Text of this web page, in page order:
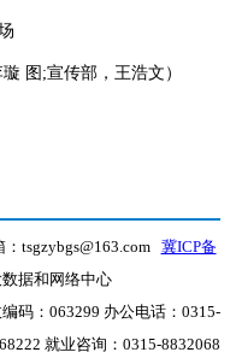
图 ;宣传部，王浩文）
tsgzybgs@163.com 冀ICP备
据和网络中心
码：063299 办公电话：0315-
就业咨询：0315-8832068